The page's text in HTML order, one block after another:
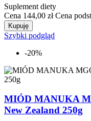
Suplement diety
Cena 144,00 zł Cena
Kupuję
Szybki podgląd
-20%
MIÓD MANUKA
New Zealand 250g